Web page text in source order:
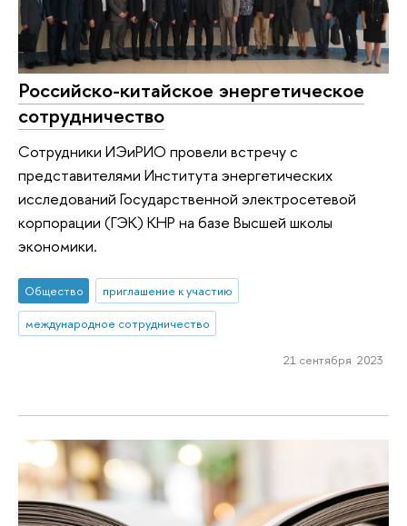
Российско-китайское энергетическое
сотрудничество
Сотрудники ИЭиРИО провели встречу с
представителями Института энергетических
исследований Государственной электросетевой
корпорации (ГЭК) КНР на базе Высшей школы
экономики.
Общество
приглашение к участию
международное сотрудничество
21 сентября 2023